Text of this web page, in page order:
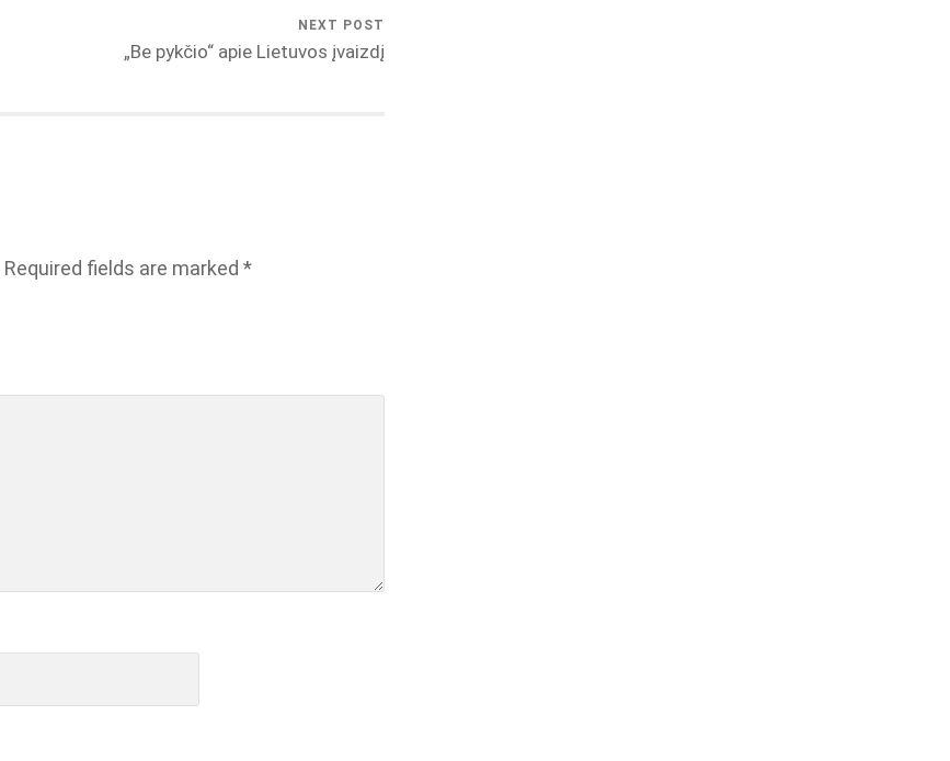
NEXT POST
„Be pykčio“ apie Lietuvos įvaizdį
Required fields are marked *